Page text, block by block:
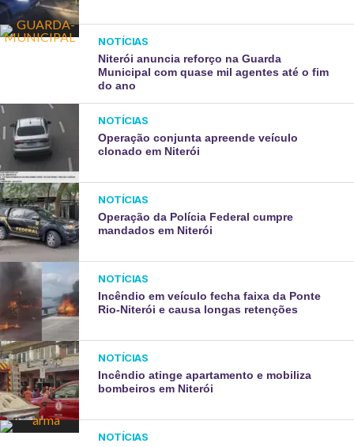
NOTÍCIAS
Niterói anuncia reforço na Guarda
Municipal com quase mil agentes até o fim
do ano
NOTÍCIAS
Operação conjunta apreende veículo
clonado em Niterói
NOTÍCIAS
Operação da Polícia Federal cumpre
mandados em Niterói
NOTÍCIAS
Incêndio em veículo fecha faixa da Ponte
Rio-Niterói e causa longas retenções
NOTÍCIAS
Incêndio atinge apartamento e mobiliza
bombeiros em Niterói
NOTÍCIAS